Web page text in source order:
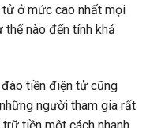
tử ở mức cao nhất mọi
thế nào đến tính khả
tiền điện tử cũng
người tham gia rất
tiền một cách nhanh